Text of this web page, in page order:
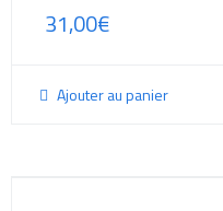
31,00€
Ajouter au panier